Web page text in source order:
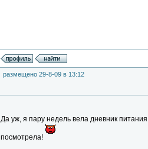
размещено 29-8-09 в 13:12
Да уж, я пару недель вела дневник
посмотрела!